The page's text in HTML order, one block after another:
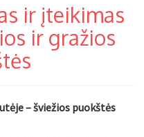
ir įteikimas
ir gražios
– šviežios puokštės